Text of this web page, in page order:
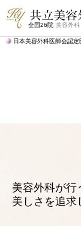
全国26院 美容外
日本美容外科医師会認定
歯科
TOP
施
美容外科が行
美しさを追求